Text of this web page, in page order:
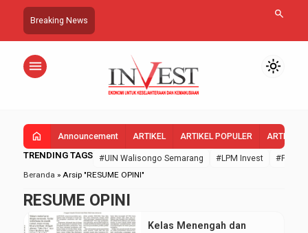
Breaking News search
menu light_mode
home Announcement ARTIKEL ARTIKEL POPULER ARTIKEL
TRENDING TAGS #UIN Walisongo Semarang #LPM Invest
#FEBI
Beranda » Arsip "RESUME OPINI"
RESUME OPINI
Kelas Menengah dan